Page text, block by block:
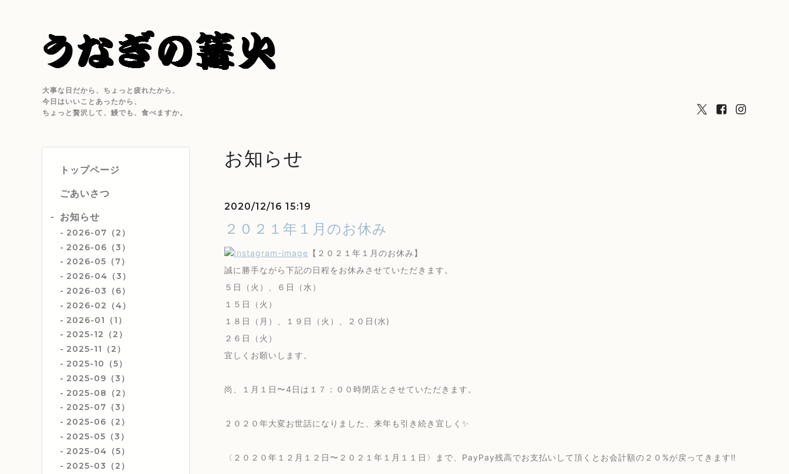
大事な日だから、ちょっと疲れたから、
今日はいいことあったから、
ちょっと贅沢して、鰻でも、食べますか。
トップページ
ごあいさつ
お知らせ
2026-07（2）
2026-06（3）
2026-05（7）
2026-04（3）
2026-03（6）
2026-02（4）
2026-01（1）
2025-12（2）
2025-11（2）
2025-10（5）
2025-09（3）
2025-08（2）
2025-07（3）
2025-06（2）
2025-05（3）
2025-04（5）
2025-03（2）
お知らせ
2020/12/16 15:19
２０２１年１月のお休み
【２０２１年１月のお休み】
誠に勝手ながら下記の日程をお休みさせていただきます。
５日（火）、６日（水）
１５日（火）
１８日（月）、１９日（火）、２０日(水)
２６日（火）
宜しくお願いします。
尚、１月１日〜4日は１７：００時閉店とさせていただきます。
２０２０年大変お世話になりました、来年も引き続き宜しく✨
〈２０２０年１２月１２日〜２０２１年１月１１日〉まで、PayPay残高でお支払いして頂くとお会計額の２０%が戻ってきます‼️